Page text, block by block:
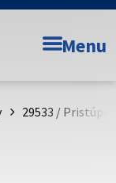
informácie iba
Menu
29533 /